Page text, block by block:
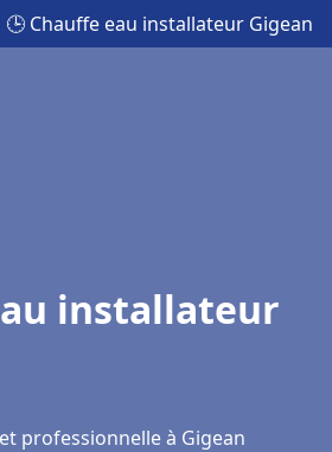
🕒 Chauffe eau installateur Gigean
installateur
professionnelle à Gigean